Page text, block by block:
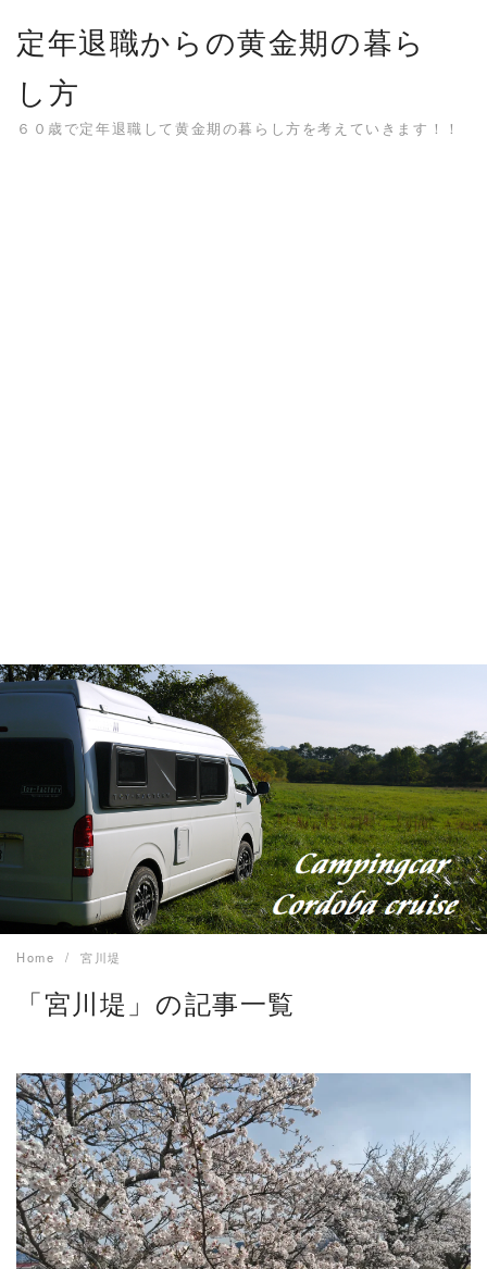
content
定年退職からの黄金期の暮ら
し方
６０歳で定年退職して黄金期の暮らし方を考えていきます！！
Home 宮川堤
「宮川堤」の記事一覧
READ MORE